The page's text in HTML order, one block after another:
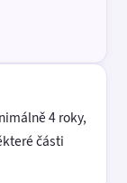
4 roky,
části